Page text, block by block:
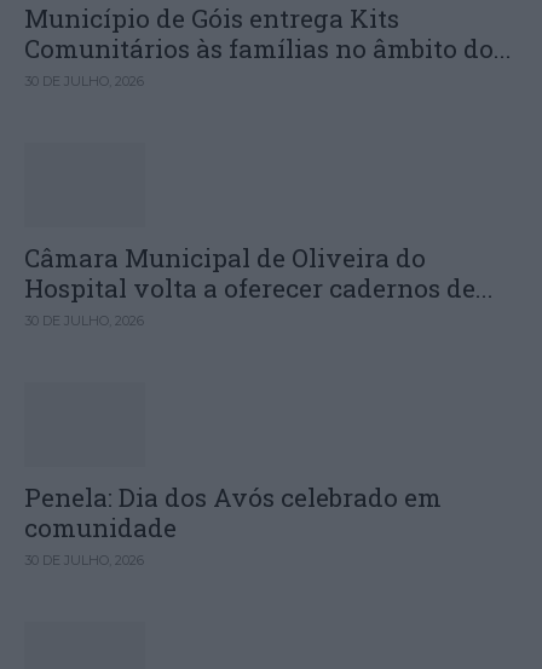
Município de Góis entrega Kits
Comunitários às famílias no âmbito do...
30 DE JULHO, 2026
Câmara Municipal de Oliveira do
Hospital volta a oferecer cadernos de...
30 DE JULHO, 2026
Penela: Dia dos Avós celebrado em
comunidade
30 DE JULHO, 2026